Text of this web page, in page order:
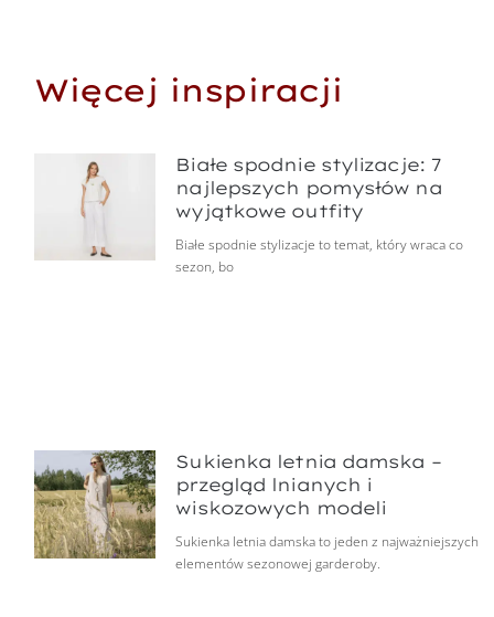
Więcej inspiracji
Białe spodnie stylizacje: 7
najlepszych pomysłów na
wyjątkowe outfity
Białe spodnie stylizacje to temat, który wraca co
sezon, bo
Sukienka letnia damska –
przegląd lnianych i
wiskozowych modeli
Sukienka letnia damska to jeden z najważniejszych
elementów sezonowej garderoby.